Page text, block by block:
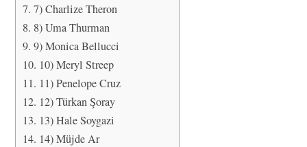
7) Charlize Theron
8) Uma Thurman
9) Monica Bellucci
10) Meryl Streep
11) Penelope Cruz
12) Türkan Şoray
13) Hale Soygazi
14) Müjde Ar